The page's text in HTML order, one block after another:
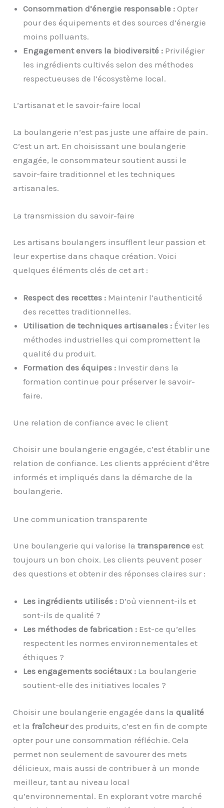
Consommation d’énergie responsable : Opter
pour des équipements et des sources d’énergie
moins polluants.
Engagement envers la biodiversité : Privilégier
les ingrédients cultivés selon des méthodes
respectueuses de l’écosystème local.
L’artisanat et le savoir-faire local
La boulangerie n’est pas juste une affaire de pain.
C’est un art. En choisissant une boulangerie
engagée, le consommateur soutient aussi le
savoir-faire traditionnel et les techniques
artisanales.
La transmission du savoir-faire
Les artisans boulangers insufflent leur passion et
leur expertise dans chaque création. Voici
quelques éléments clés de cet art :
Respect des recettes : Maintenir l’authenticité
des recettes traditionnelles.
Utilisation de techniques artisanales : Éviter les
méthodes industrielles qui compromettent la
qualité du produit.
Formation des équipes : Investir dans la
formation continue pour préserver le savoir-
faire.
Une relation de confiance avec le client
Choisir une boulangerie engagée, c’est établir une
relation de confiance. Les clients apprécient d’être
informés et impliqués dans la démarche de la
boulangerie.
Une communication transparente
Une boulangerie qui valorise latransparence est
toujours un bon choix. Les clients peuvent poser
des questions et obtenir des réponses claires sur :
Les ingrédients utilisés : D’où viennent-ils et
sont-ils de qualité ?
Les méthodes de fabrication : Est-ce qu’elles
respectent les normes environnementales et
éthiques ?
Les engagements sociétaux : La boulangerie
soutient-elle des initiatives locales ?
Choisir une boulangerie engagée dans laqualité
et lafraîcheurdes produits, c’est en fin de compte
opter pour une consommation réfléchie. Cela
permet non seulement de savourer des mets
délicieux, mais aussi de contribuer à un monde
meilleur, tant au niveau local
qu’environnemental. En explorant votre marché